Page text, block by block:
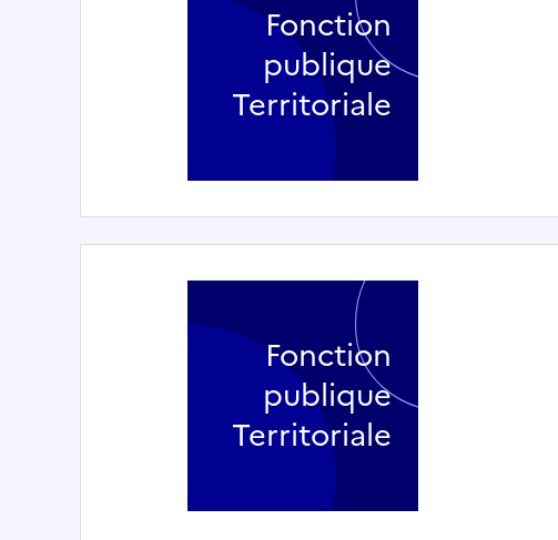
Fonction
publique
Territoriale
Fonction
publique
Territoriale